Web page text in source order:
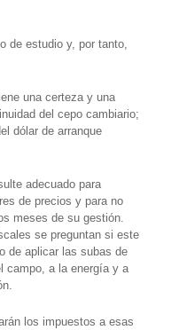
de estudio y, por tanto,
una certeza y una
del cepo cambiario;
dólar de arranque
adecuado para
de precios y para no
meses de su gestión.
se preguntan si este
de aplicar las subas de
campo, a la energía y a
los impuestos a esas